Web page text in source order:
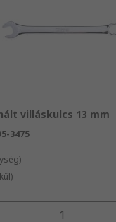
villáskulcs 13 mm
3475